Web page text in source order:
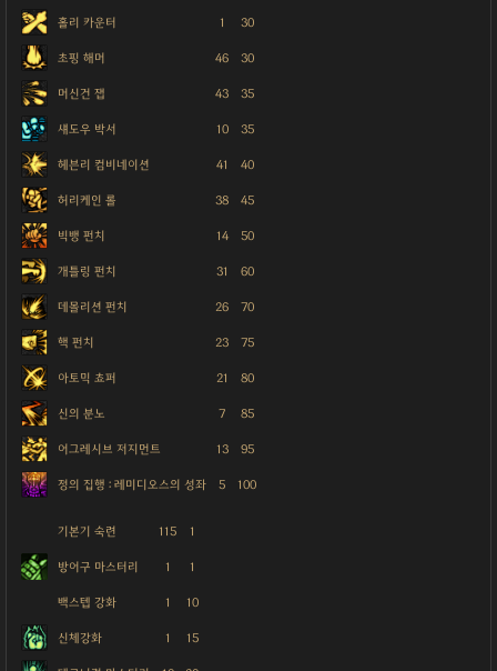
홀리 카운터 1 30
초핑 해머 46 30
머신건 잽 43 35
섀도우 박서 10 35
헤븐리 컴비네이션 41 40
허리케인 롤 38 45
빅뱅 펀치 14 50
개틀링 펀치 31 60
데몰리션 펀치 26 70
핵 펀치 23 75
아토믹 쵸퍼 21 80
신의 분노 7 85
어그레시브 저지먼트 13 95
정의 집행 : 레미디오스의 성좌 5 100
기본기 숙련 115 1
방어구 마스터리 1 1
백스텝 강화 1 10
신체강화 1 15